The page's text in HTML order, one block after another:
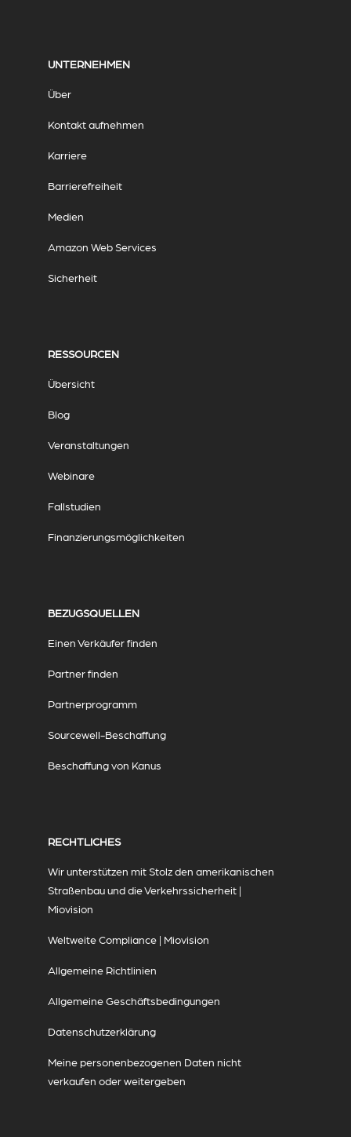
UNTERNEHMEN
Über
Kontakt aufnehmen
Karriere
Barrierefreiheit
Medien
Amazon Web Services
Sicherheit
RESSOURCEN
Übersicht
Blog
Veranstaltungen
Webinare
Fallstudien
Finanzierungsmöglichkeiten
BEZUGSQUELLEN
Einen Verkäufer finden
Partner finden
Partnerprogramm
Sourcewell-Beschaffung
Beschaffung von Kanus
RECHTLICHES
Wir unterstützen mit Stolz den amerikanischen
Straßenbau und die Verkehrssicherheit |
Miovision
Weltweite Compliance | Miovision
Allgemeine Richtlinien
Allgemeine Geschäftsbedingungen
Datenschutzerklärung
Meine personenbezogenen Daten nicht
verkaufen oder weitergeben